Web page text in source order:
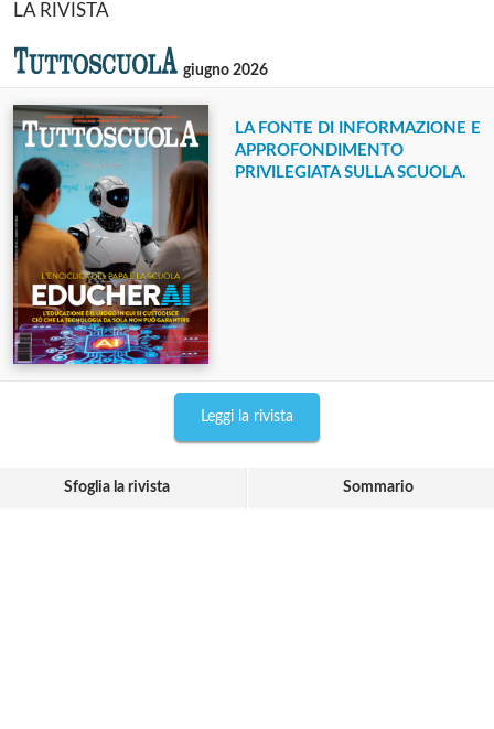
LA RIVISTA
giugno 2026
LA FONTE DI INFORMAZIONE E
APPROFONDIMENTO
PRIVILEGIATA SULLA SCUOLA.
Leggi la rivista
Sfoglia la rivista Sommario